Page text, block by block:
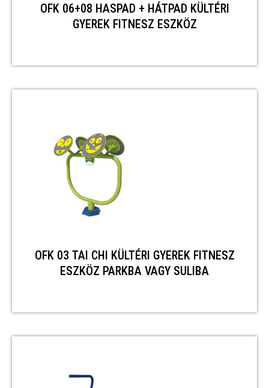
OFK 06+08 HASPAD + HÁTPAD KÜLTÉRI
GYEREK FITNESZ ESZKÖZ
OFK 03 TAI CHI KÜLTÉRI GYEREK FITNESZ
ESZKÖZ PARKBA VAGY SULIBA